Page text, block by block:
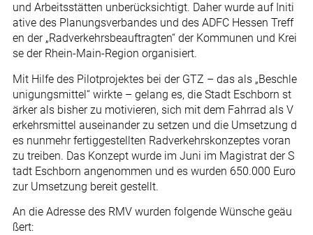
und Arbeitsstätten unberücksichtigt. Daher wurde auf Initi
ative des Planungsverbandes und des ADFC Hessen Treff
en der „Radverkehrsbeauftragten“ der Kommunen und Krei
se der Rhein-Main-Region organisiert.
Mit Hilfe des Pilotprojektes bei der GTZ – das als „Beschle
unigungsmittel“ wirkte – gelang es, die Stadt Eschborn st
ärker als bisher zu motivieren, sich mit dem Fahrrad als V
erkehrsmittel auseinander zu setzen und die Umsetzung d
es nunmehr fertiggestellten Radverkehrskonzeptes voran
zu treiben. Das Konzept wurde im Juni im Magistrat der S
tadt Eschborn angenommen und es wurden 650.000 Euro
zur Umsetzung bereit gestellt.
An die Adresse des RMV wurden folgende Wünsche geäu
ßert: